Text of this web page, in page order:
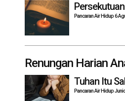
Pancaran Air Hidup 6
Renungan Harian
Tuhan Itu
Pancaran Air Hidup